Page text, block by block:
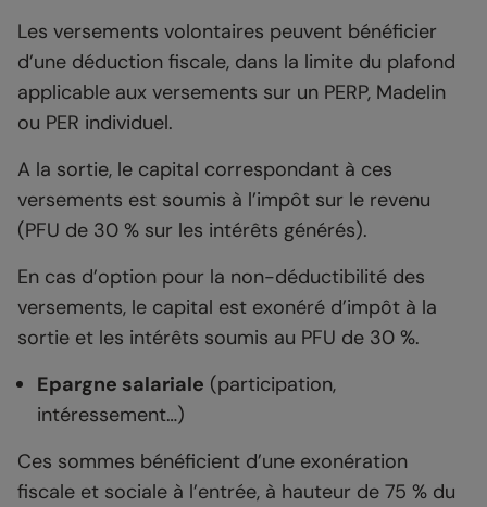
Les versements volontaires peuvent bénéficier
d’une déduction fiscale, dans la limite du plafond
applicable aux versements sur un PERP, Madelin
ou PER individuel.
A la sortie, le capital correspondant à ces
versements est soumis à l’impôt sur le revenu
(PFU de 30 % sur les intérêts générés).
En cas d’option pour la non-déductibilité des
versements, le capital est exonéré d’impôt à la
sortie et les intérêts soumis au PFU de 30 %.
Epargne salariale (participation,
intéressement…)
Ces sommes bénéficient d’une exonération
fiscale et sociale à l’entrée, à hauteur de 75 % du